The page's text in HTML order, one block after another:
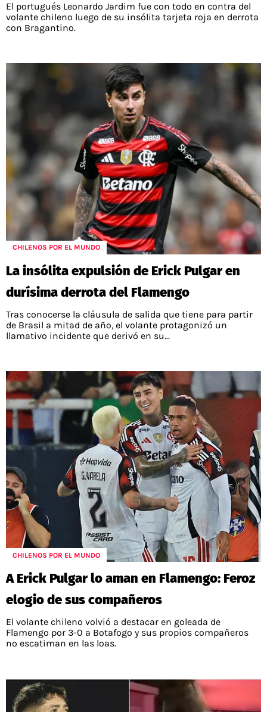
El portugués Leonardo Jardim fue con todo en contra del
volante chileno luego de su insólita tarjeta roja en derrota
con Bragantino.
CHILENOS POR EL MUNDO
La insólita expulsión de Erick Pulgar en
durísima derrota del Flamengo
Tras conocerse la cláusula de salida que tiene para partir
de Brasil a mitad de año, el volante protagonizó un
llamativo incidente que derivó en su...
CHILENOS POR EL MUNDO
A Erick Pulgar lo aman en Flamengo: Feroz
elogio de sus compañeros
El volante chileno volvió a destacar en goleada de
Flamengo por 3-0 a Botafogo y sus propios compañeros
no escatiman en las loas.